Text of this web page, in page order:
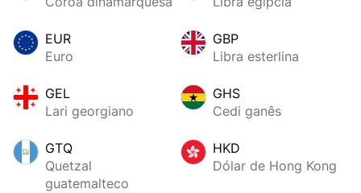
EUR
Euro
GBP
Libra esterlina
GEL
Lari georgiano
GHS
Cedi ganês
GTQ
Quetzal
guatemalteco
HKD
Dólar de Hong Kong